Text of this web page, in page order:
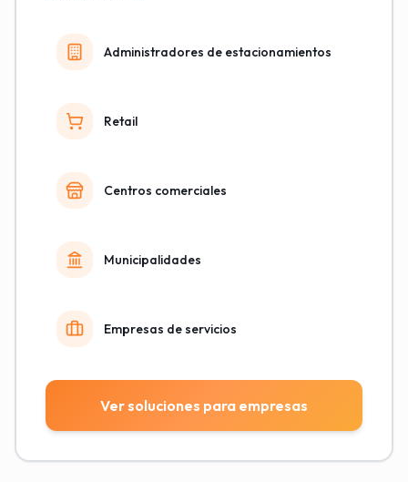
Administradores de estacionamientos
Retail
Centros comerciales
Municipalidades
Empresas de servicios
Ver soluciones para empresas